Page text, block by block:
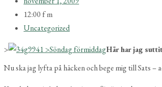
12:00 f m
Uncategorized
> Här har jag
Nu ska jag lyfta på häcken och bege mig till Sats –